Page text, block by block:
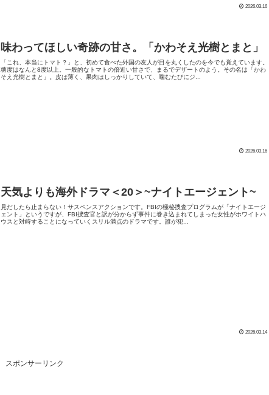
2026.03.16
味わってほしい奇跡の甘さ。「かわそえ光樹とまと」
「これ、本当にトマト？」と、初めて食べた外国の友人が目を丸くしたのを今でも覚えています。
糖度はなんと8度以上。一般的なトマトの倍近い甘さで、まるでデザートのよう。その名は「かわ
そえ光樹とまと」。皮は薄く、果肉はしっかりしていて、噛むたびにジ...
2026.03.16
天気よりも海外ドラマ＜20＞~ナイトエージェント~
見だしたら止まらない！サスペンスアクションです。FBIの極秘捜査プログラムが「ナイトエージ
ェント」というですが、FBI捜査官と訳が分からず事件に巻き込まれてしまった女性がホワイトハ
ウスと対峙することになっていくスリル満点のドラマです。誰が犯...
2026.03.14
スポンサーリンク